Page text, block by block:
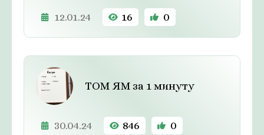
12.01.24 16 0
ТОМ ЯМ за 1 минуту
30.04.24 846 0